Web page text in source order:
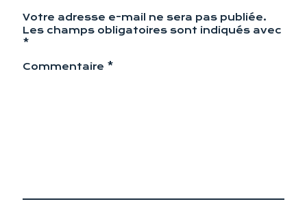
Votre adresse e-mail ne sera pas publiée.
Les champs obligatoires sont indiqués avec
*
Commentaire *